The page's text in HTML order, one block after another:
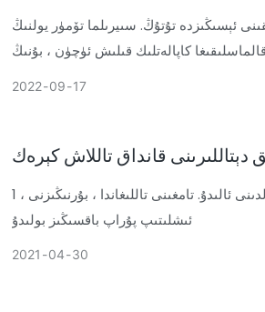
ئېسىڭىزدە تۇتۇڭ. سىيرىلما تۆمۈر يولنىڭ
كاپالەتلىك قىلىش ئۈچۈن ، بۇنىڭ
2022 09 17
قانداق تاللاش كېرەك
1 ، قاتتىق دېتال زاپچاسلىرىدىكى ئەڭ مۇھىمى تامغا. ياخشى سۈپەتلىك پېچەتلەرنى ئىشلىتىش شاۋقۇننى پەسەيتىپ ، سىرتتىكى نەم ھاۋانىڭ ھۇجرىمىزغا كىرىشىنىڭ ئالدىنى ئالىدۇ. تامغىنى تاللىغاندا ، بۇرنىڭىزنى
ئىشلىتىپ پۇراپ باقسىڭىز بولىدۇ
2021 04 30